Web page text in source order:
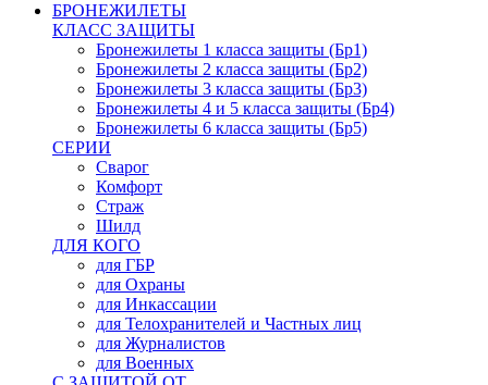
БРОНЕЖИЛЕТЫ
КЛАСС ЗАЩИТЫ
Бронежилеты 1 класса защиты (Бр1)
Бронежилеты 2 класса защиты (Бр2)
Бронежилеты 3 класса защиты (Бр3)
Бронежилеты 4 и 5 класса защиты (Бр4)
Бронежилеты 6 класса защиты (Бр5)
СЕРИИ
Сварог
Комфорт
Страж
Шилд
ДЛЯ КОГО
для ГБР
для Охраны
для Инкассации
для Телохранителей и Частных лиц
для Журналистов
для Военных